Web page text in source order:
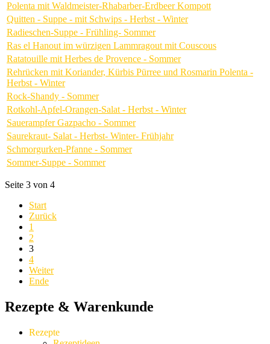
Polenta mit Waldmeister-Rhabarber-Erdbeer Kompott
Quitten - Suppe - mit Schwips - Herbst - Winter
Radieschen-Suppe - Frühling- Sommer
Ras el Hanout im würzigen Lammragout mit Couscous
Ratatouille mit Herbes de Provence - Sommer
Rehrücken mit Koriander, Kürbis Pürree und Rosmarin Polenta -
Herbst - Winter
Rock-Shandy - Sommer
Rotkohl-Apfel-Orangen-Salat - Herbst - Winter
Sauerampfer Gazpacho - Sommer
Saurekraut- Salat - Herbst- Winter- Frühjahr
Schmorgurken-Pfanne - Sommer
Sommer-Suppe - Sommer
Seite 3 von 4
Start
Zurück
1
2
3
4
Weiter
Ende
Rezepte & Warenkunde
Rezepte